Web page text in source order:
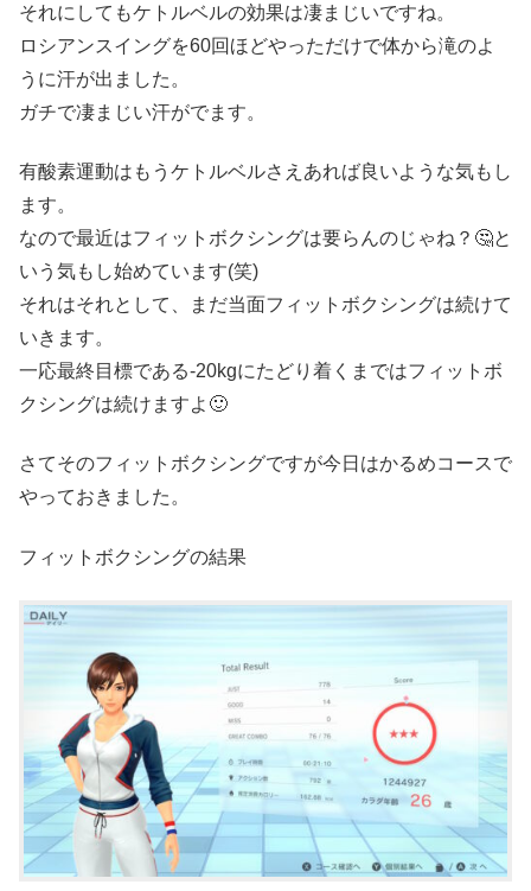
それにしてもケトルベルの効果は凄まじいですね。
ロシアンスイングを60回ほどやっただけで体から滝のよ
うに汗が出ました。
ガチで凄まじい汗がでます。
有酸素運動はもうケトルベルさえあれば良いような気もし
ます。
なので最近はフィットボクシングは要らんのじゃね？🤔と
いう気もし始めています(笑)
それはそれとして、まだ当面フィットボクシングは続けて
いきます。
一応最終目標である-20kgにたどり着くまではフィットボ
クシングは続けますよ🙂
さてそのフィットボクシングですが今日はかるめコースで
やっておきました。
フィットボクシングの結果